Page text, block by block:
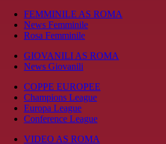
FEMMINILE AS ROMA
News Femminile
Rosa Femminile
GIOVANILI AS ROMA
News Giovanili
COPPE EUROPEE
Champions League
Europa League
Conference League
VIDEO AS ROMA